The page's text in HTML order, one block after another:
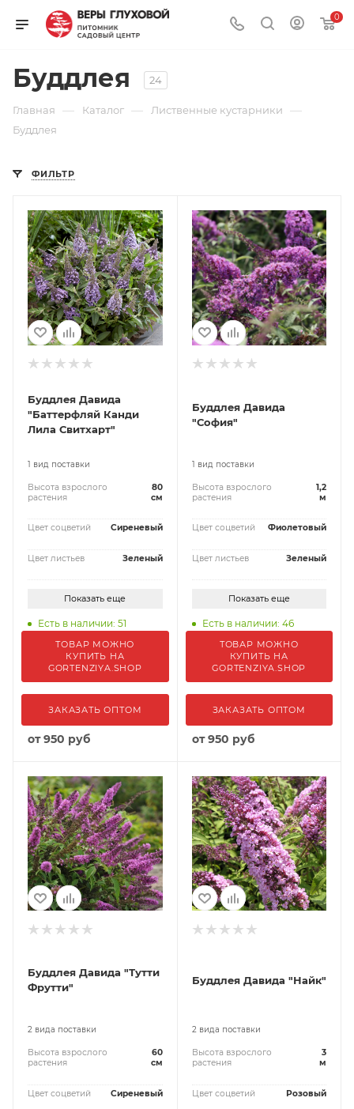
0
Буддлея 24
Главная — Каталог — Лиственные кустарники —
Буддлея
ФИЛЬТР
Буддлея Давида
"Баттерфляй Канди
Лила Свитхарт"
1 вид поставки
Высота взрослого
растения
80
см
Цвет соцветий Сиреневый
Цвет листьев Зеленый
Показать еще
Есть в наличии: 51
ТОВАР МОЖНО
КУПИТЬ НА
GORTENZIYA.SHOP
ЗАКАЗАТЬ ОПТОМ
от950 руб
Буддлея Давида
"София"
1 вид поставки
Высота взрослого
растения
1,2
м
Цвет соцветий Фиолетовый
Цвет листьев Зеленый
Показать еще
Есть в наличии: 46
ТОВАР МОЖНО
КУПИТЬ НА
GORTENZIYA.SHOP
ЗАКАЗАТЬ ОПТОМ
от950 руб
Буддлея Давида "Тутти
Фрутти"
2 вида поставки
Высота взрослого
растения
60
см
Цвет соцветий Сиреневый
Буддлея Давида "Найк"
2 вида поставки
Высота взрослого
растения
3
м
Цвет соцветий Розовый